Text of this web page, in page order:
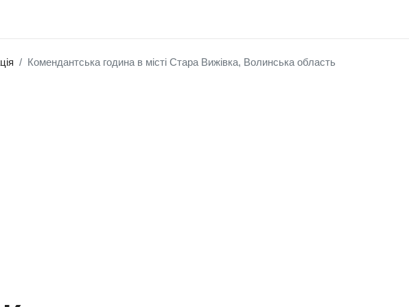
Комендантська година в місті Стара Вижівка, Волинська область